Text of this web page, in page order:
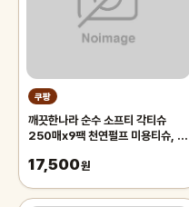
쿠팡
깨끗한나라 순수 소프티 각티슈
250매x9팩 천연펄프 미용티슈, 3
17,500원